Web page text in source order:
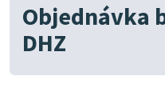
Objednávka
DHZ